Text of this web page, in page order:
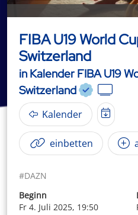
FIBA U19 World
Switzerland
in Kalender FIBA U19
Switzerland
Kalender
einbetten
#DAZN
Beginn
Fr 4. Juli 2025, 19:50